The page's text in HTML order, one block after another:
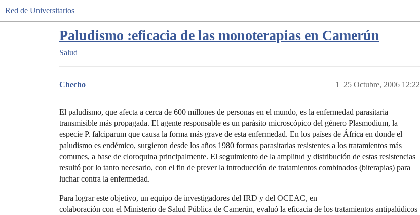
Red de Universitarios
Paludismo :eficacia de las monoterapias en Camerún
Salud
Checho 25 Octubre, 2006 12:22
1
El paludismo, que afecta a cerca de 600 millones de personas en el mundo, es la enfermedad parasitaria
transmisible más propagada. El agente responsable es un parásito microscópico del género Plasmodium, la
especie P. falciparum que causa la forma más grave de esta enfermedad. En los países de África en donde el
paludismo es endémico, surgieron desde los años 1980 formas parasitarias resistentes a los tratamientos más
comunes, a base de cloroquina principalmente. El seguimiento de la amplitud y distribución de estas resistencias
resultó por lo tanto necesario, con el fin de prever la introducción de tratamientos combinados (biterapias) para
luchar contra la enfermedad.
Para lograr este objetivo, un equipo de investigadores del IRD y del OCEAC, en
colaboración con el Ministerio de Salud Pública de Camerún, evaluó la eficacia de los tratamientos antipalúdicos